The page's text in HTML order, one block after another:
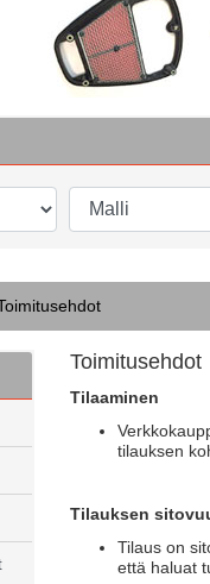
Toimitusehdot
Tilaaminen
tilauksen
Tilauksen
Tilaus on
että haluat